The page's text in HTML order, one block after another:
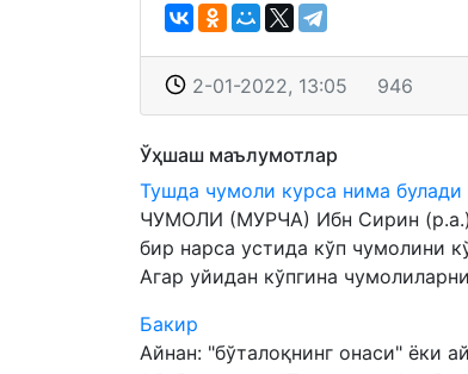
2-01-2022, 13:05 946
Ўҳшаш маълумотлар
Тушда чумоли курса нима булади
ЧУМОЛИ (МУРЧА) Ибн Сирин
бир нарса устида кўп чумолини
Агар уйидан кўпгина
Бакир
Айнан: "бўталоқнинг онаси" ёки